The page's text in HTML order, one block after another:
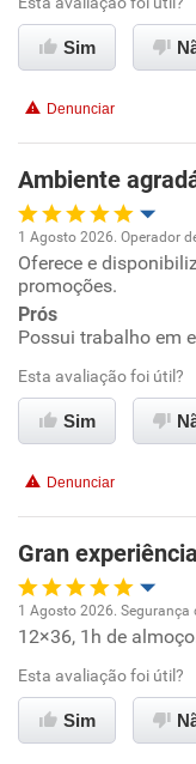
Ambiente de
Benefícios
Não recomenda
Não recomenda
Sim
Denunciar
Ambiente
Oportunidade de
Ambiente de trabalho
Conciliação com a
Benefícios
Recomenda a
1 Agosto 2026. Operador
Oferece e
promoções.
Prós
Possui trabalho em
Esta avaliação foi útil?
Sim
Denunciar
Gran experiência
Oportunidade de
Ambiente de
1 Agosto 2026. Segurança
12×36, 1h de
Esta avaliação foi útil?
Sim